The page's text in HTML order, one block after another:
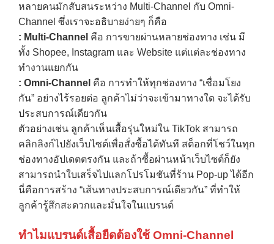
หลายคนมักสับสนระหว่าง Multi-Channel กับ Omni-
Channel ซึ่งเราจะอธิบายง่ายๆ ก็คือ
: Multi-Channel คือ การขายผ่านหลายช่องทาง เช่น มี
ทั้ง Shopee, Instagram และ Website แต่แต่ละช่องทาง
ทำงานแยกกัน
: Omni-Channel คือ การทำให้ทุกช่องทาง “เชื่อมโยง
กัน” อย่างไร้รอยต่อ ลูกค้าไม่ว่าจะเข้ามาทางใด จะได้รับ
ประสบการณ์เดียวกัน
ตัวอย่างเช่น ลูกค้าเห็นเสื้อรุ่นใหม่ใน TikTok สามารถ
คลิกลิงก์ไปยังเว็บไซต์เพื่อสั่งซื้อได้ทันที สต็อกที่โชว์ในทุก
ช่องทางอัปเดตตรงกัน และถ้าซื้อผ่านหน้าเว็บไซต์ก็ยัง
สามารถนำใบเสร็จไปแลกโปรโมชันที่ร้าน Pop-up ได้อีก
นี่คือการสร้าง “เส้นทางประสบการณ์เดียวกัน” ที่ทำให้
ลูกค้ารู้สึกสะดวกและมั่นใจในแบรนด์
ทำไมแบรนด์เสื้อยืดต้องใช้ Omni-Channel